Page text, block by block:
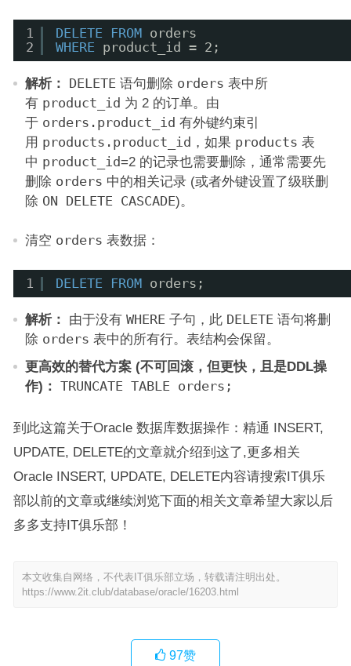
1
2
DELETE FROM orders
WHERE
product_id = 2;
解析： DELETE 语句删除 orders 表中所
有 product_id 为 2 的订单。由
于 orders.product_id 有外键约束引
用 products.product_id ，如果 products 表
中 product_id=2 的记录也需要删除，通常需要先
删除 orders 中的相关记录 (或者外键设置了级联删
除 ON DELETE CASCADE)。
清空 orders 表数据：
1 DELETE FROM orders;
解析： 由于没有 WHERE 子句，此 DELETE 语句将删
除 orders 表中的所有行。表结构会保留。
更高效的替代方案 (不可回滚，但更快，且是DDL操
作)：
TRUNCATE TABLE orders;
到此这篇关于Oracle 数据库数据操作：精通 INSERT,
UPDATE, DELETE的文章就介绍到这了,更多相关
Oracle INSERT, UPDATE, DELETE内容请搜索IT俱乐
部以前的文章或继续浏览下面的相关文章希望大家以后
多多支持IT俱乐部！
本文收集自网络，不代表IT俱乐部立场，转载请注明出处。
https://www.2it.club/database/oracle/16203.html
97赞